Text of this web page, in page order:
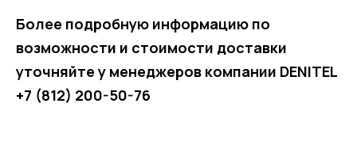
Более подробную информацию по
возможности и стоимости доставки
уточняйте у менеджеров компании DENITEL
+7 (812) 200-50-76